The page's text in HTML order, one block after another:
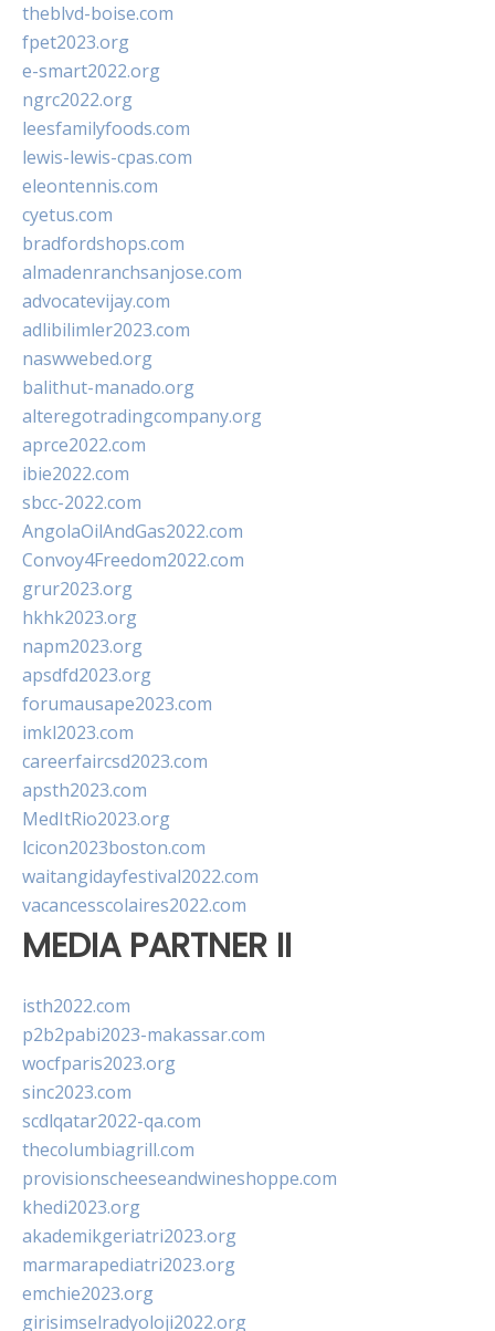
theblvd-boise.com
fpet2023.org
e-smart2022.org
ngrc2022.org
leesfamilyfoods.com
lewis-lewis-cpas.com
eleontennis.com
cyetus.com
bradfordshops.com
almadenranchsanjose.com
advocatevijay.com
adlibilimler2023.com
naswwebed.org
balithut-manado.org
alteregotradingcompany.org
aprce2022.com
ibie2022.com
sbcc-2022.com
AngolaOilAndGas2022.com
Convoy4Freedom2022.com
grur2023.org
hkhk2023.org
napm2023.org
apsdfd2023.org
forumausape2023.com
imkl2023.com
careerfaircsd2023.com
apsth2023.com
MedItRio2023.org
lcicon2023boston.com
waitangidayfestival2022.com
vacancesscolaires2022.com
MEDIA PARTNER II
isth2022.com
p2b2pabi2023-makassar.com
wocfparis2023.org
sinc2023.com
scdlqatar2022-qa.com
thecolumbiagrill.com
provisionscheeseandwineshoppe.com
khedi2023.org
akademikgeriatri2023.org
marmarapediatri2023.org
emchie2023.org
girisimselradyoloji2022.org